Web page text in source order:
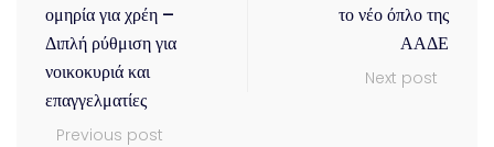
ομηρία για χρέη –
Διπλή ρύθμιση για
νοικοκυριά και
επαγγελματίες
Previous post
το νέο όπλο της
ΑΑΔΕ
Next post